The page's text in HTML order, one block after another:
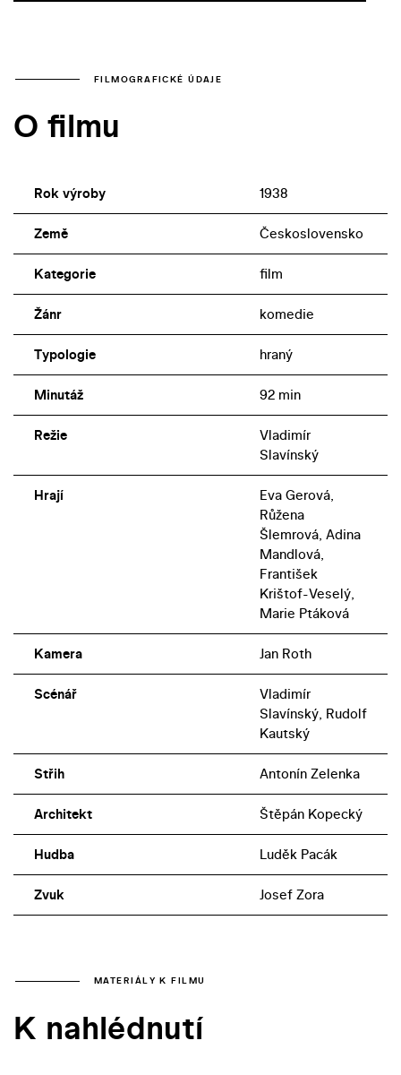
FILMOGRAFICKÉ ÚDAJE
O filmu
Rok výroby 1938
Země Československo
Kategorie film
Žánr komedie
Typologie hraný
Minutáž 92 min
Režie
Vladimír
Slavínský
Hrají
Eva Gerová,
Růžena
Šlemrová, Adina
Mandlová,
František
Krištof-Veselý,
Marie Ptáková
Kamera Jan Roth
Scénář
Vladimír
Slavínský, Rudolf
Kautský
Střih Antonín Zelenka
Architekt Štěpán Kopecký
Hudba Luděk Pacák
Zvuk Josef Zora
MATERIÁLY K FILMU
K nahlédnutí